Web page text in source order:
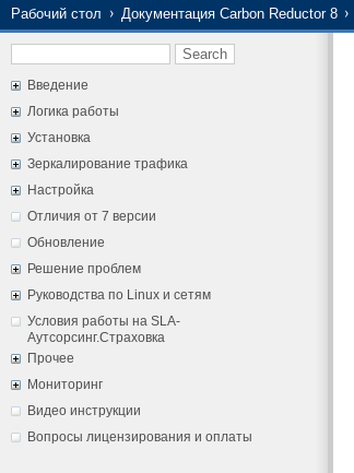
Рабочий стол Документация Carbon Reductor 8
Введение
Логика работы
Установка
Зеркалирование трафика
Настройка
Отличия от 7 версии
Обновление
Решение проблем
Руководства по Linux и сетям
Условия работы на SLA-
Аутсорсинг.Страховка
Прочее
Мониторинг
Видео инструкции
Вопросы лицензирования и оплаты